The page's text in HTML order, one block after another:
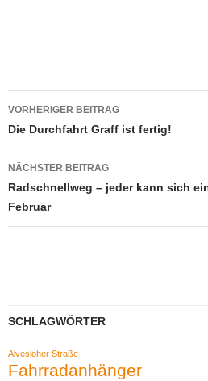
VORHERIGER BEITRAG
Die Durchfahrt Graff ist fertig!
NÄCHSTER BEITRAG
Radschnellweg – jeder kann sich
Februar
SCHLAGWÖRTER
Alvesloher Straße
Fahrradanhänger